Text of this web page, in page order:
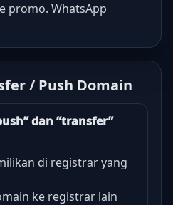
promo. WhatsApp
/ Push Domain
dan “transfer”
di registrar yang
ke registrar lain